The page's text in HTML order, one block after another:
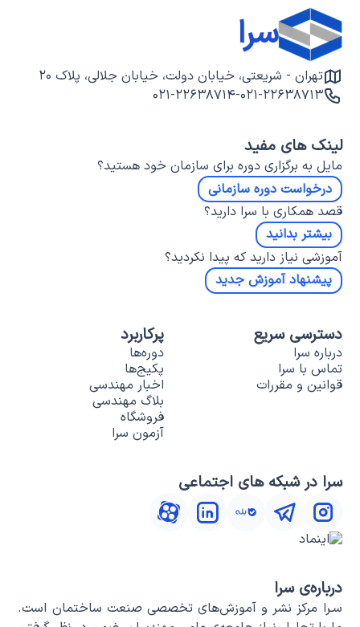
سرا
تهران - شریعتی، خیابان دولت، خیابان جلالی، پلاک ۲۰
۰۲۱-۲۲۶۳۸۷۱۳-۰۲۱-۲۲۶۳۸۷۱۴
لینک های مفید
مایل به برگزاری دوره برای سازمان خود هستید؟
درخواست دوره سازمانی
قصد همکاری با سرا دارید؟
بیشتر بدانید
آموزشی نیاز دارید که پیدا نکردید؟
پیشنهاد آموزش جدید
دسترسی سریع
درباره سرا
تماس با سرا
قوانین و مقررات
پرکاربرد
دوره‌ها
پکیج‌ها
اخبار مهندسی
بلاگ مهندسی
فروشگاه
آزمون سرا
سرا در شبکه های اجتماعی
درباره‌ی سرا
سـرا مرکز نشر و آموزش‌های تخصصی صنعت ساختمان است.